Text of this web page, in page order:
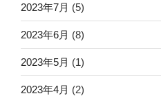
2023年7月 (5)
2023年6月 (8)
2023年5月 (1)
2023年4月 (2)